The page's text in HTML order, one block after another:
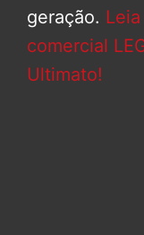
geração.
comercial
Ultimato!